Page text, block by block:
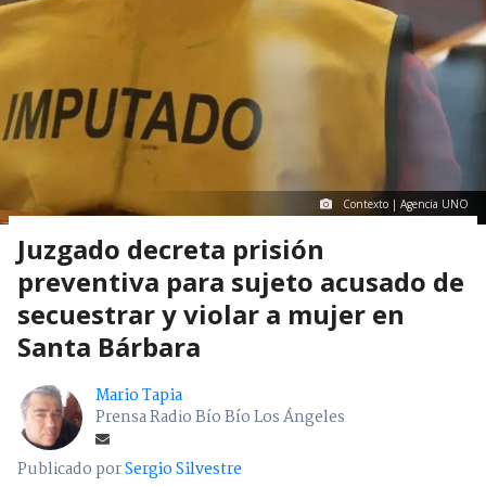
Contexto | Agencia UNO
Juzgado decreta prisión
preventiva para sujeto acusado de
secuestrar y violar a mujer en
Santa Bárbara
Mario Tapia
Prensa Radio Bío Bío Los Ángeles
Publicado porSergio Silvestre